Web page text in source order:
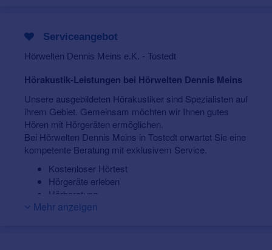
Strategie bei ihnen ist um die Hörschwierigkeiten zu
beseitigen.
Gehörschutz aller Art, Tinnitus, Hyperakusis und
Misophonie.
Für höchste Kundenzufriedenheit sorgen ebenso unsere
innovativen Lösungen und unser engagierter Service
rund um das Thema gutes Hören.
Wir freuen uns auf Ihren Besuch.
Serviceangebot
Hörwelten Dennis Meins e.K. - Tostedt
Hörakustik-Leistungen bei Hörwelten Dennis Meins
Unsere ausgebildeten Hörakustiker sind Spezialisten auf
ihrem Gebiet. Gemeinsam möchten wir Ihnen gutes
Hören mit Hörgeräten ermöglichen.
Bei Hörwelten Dennis Meins in Tostedt erwartet Sie eine
kompetente Beratung mit exklusivem Service.
Kostenloser Hörtest
Hörgeräte erleben
Hörberatung
Hörtraining
Mehr anzeigen